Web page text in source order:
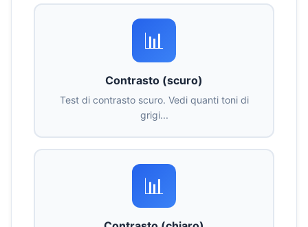
📊
Contrasto (scuro)
Test di contrasto scuro. Vedi quanti toni di
grigi...
📊